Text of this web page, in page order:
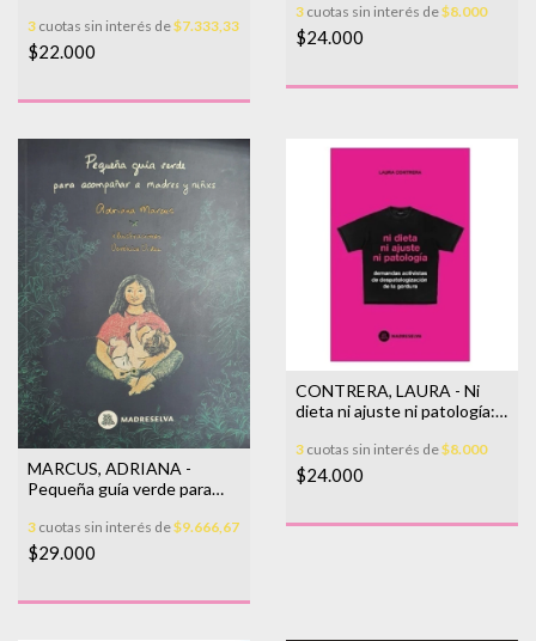
3 cuotas sin interés de$7.333,33
$22.000
3 cuotas sin interés de$8.000
$24.000
MARCUS, ADRIANA -
Pequeña guía verde para
3 cuotas sin interés de$9.666,67
$29.000
CONTRERA, LAURA - Ni
dieta ni ajuste ni patología:
despatologización de la
gordura
3 cuotas sin interés de$8.000
$24.000